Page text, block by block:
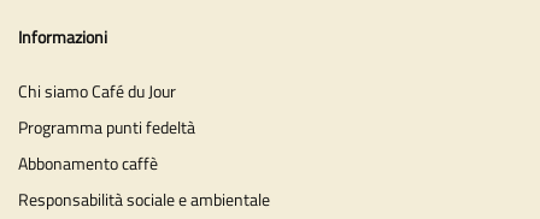
Informazioni
Chi siamo Café du Jour
Programma punti fedeltà
Abbonamento caffè
Responsabilità sociale e ambientale